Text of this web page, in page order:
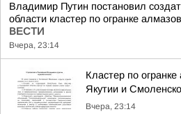
Владимир Путин постановил
области кластер по огранке
ВЕСТИ
Вчера, 23:14
Кластер по
Якутии и
Вчера, 23:14